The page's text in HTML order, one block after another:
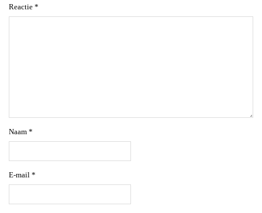
Reactie *
Naam *
E-mail *